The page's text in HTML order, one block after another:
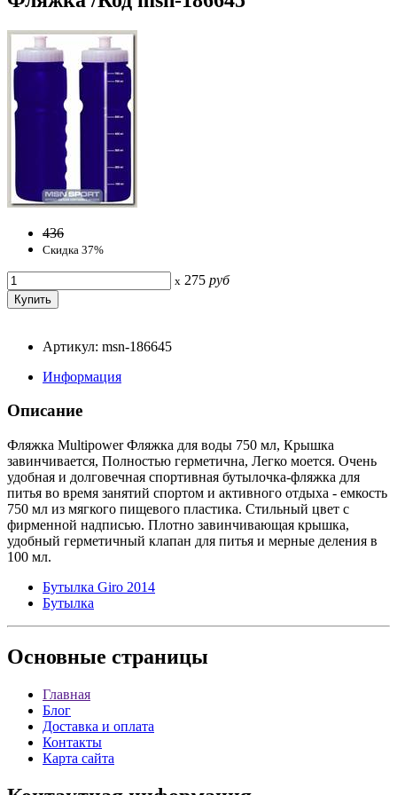
436
Скидка 37%
x 275 руб
Артикул: msn-186645
Информация
Описание
Фляжка Multipower Фляжка для воды 750 мл, Крышка
завинчивается, Полностью герметична, Легко моется. Очень
удобная и долговечная спортивная бутылочка-фляжка для
питья во время занятий спортом и активного отдыха - емкость
750 мл из мягкого пищевого пластика. Стильный цвет с
фирменной надписью. Плотно завинчивающая крышка,
удобный герметичный клапан для питья и мерные деления в
100 мл.
Бутылка Giro 2014
Бутылка
Основные страницы
Главная
Блог
Доставка и оплата
Контакты
Карта сайта